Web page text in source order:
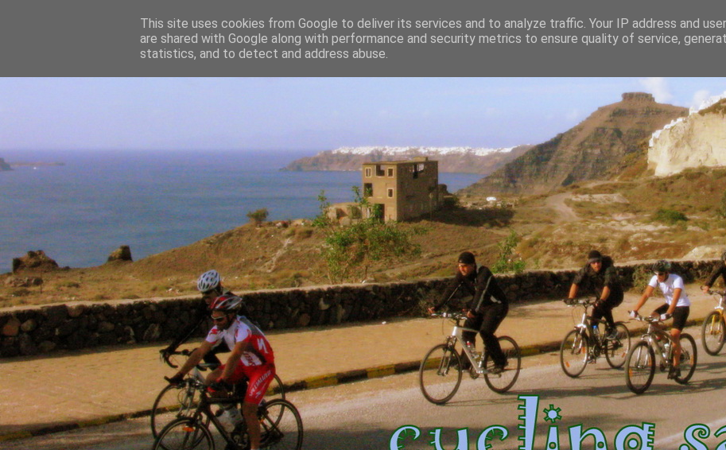
This site uses cookies from Google to deliver its services and to analyze traffic. Your IP address and
are shared with Google along with performance and security metrics to ensure quality of service,
statistics, and to detect and address abuse.